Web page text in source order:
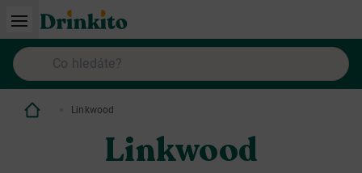
Linkwood
Linkwood